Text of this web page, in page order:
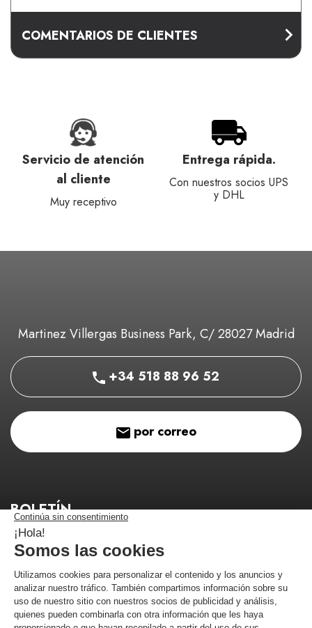
COMENTARIOS DE CLIENTES
Servicio de atención
al cliente
Muy receptivo
Entrega rápida.
Con nuestros socios UPS
y DHL
Martinez Villergas Business Park, C/ 28027 Madrid
+34 518 88 96 52
por correo
BOLETÍN
¡Manténgase informado de nuestros buenos planes!
¡Me estoy registrando!